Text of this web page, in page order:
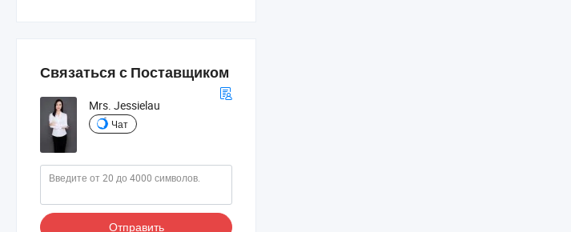
Связаться с Поставщиком
Mrs. Jessielau
Чат
Отправить